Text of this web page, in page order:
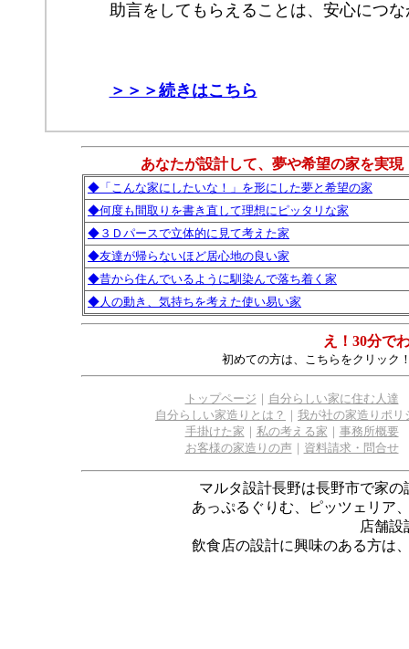
助言をしてもらえることは、安心につ
＞＞＞続きはこちら
あなたが設計して、夢や希望の家を実
◆「こんな家にしたいな！」を形にした夢と希望の家
◆何度も間取りを書き直して理想にピッタリな家
◆３Ｄパースで立体的に見て考えた家
◆友達が帰らないほど居心地の良い家
◆昔から住んでいるように馴染んで落ち着く家
◆人の動き、気持ちを考えた使い易い家
え！30分で
初めての方は、こちらをクリック
トップページ
自分らしい家に住む人達
自分らしい家造りとは？
我が社の家造りポリ
手掛けた家
私の考える家
事務所概要
お客様の家造りの声｜ 資料請求・問合せ
マルタ設計長野は長野市で家
あっぷるぐりむ、ピッツェリア
店舗設
飲食店の設計に興味のある方は